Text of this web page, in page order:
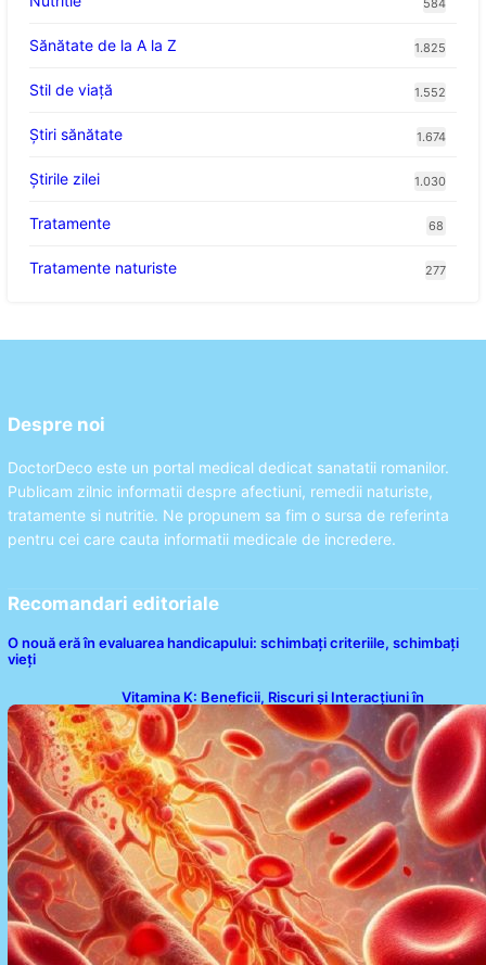
584
Sănătate de la A la Z 1.825
Stil de viaţă 1.552
Ştiri sănătate 1.674
Știrile zilei 1.030
Tratamente 68
Tratamente naturiste 277
Despre noi
DoctorDeco este un portal medical dedicat sanatatii romanilor.
Publicam zilnic informatii despre afectiuni, remedii naturiste,
tratamente si nutritie. Ne propunem sa fim o sursa de referinta
pentru cei care cauta informatii medicale de incredere.
Recomandari editoriale
O nouă eră în evaluarea handicapului: schimbați criteriile, schimbați
vieți
Vitamina K: Beneficii, Riscuri și Interacțiuni în
Coagularea Sângelui